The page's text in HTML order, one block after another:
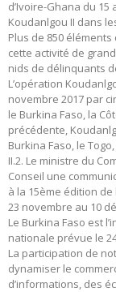
d’Ivoire-Ghana du
Koudanlgou II dans
Plus de 850
cette activité de
nids de délinquants
L’opération
novembre 2017 par
le Burkina Faso, la
précédente,
Burkina Faso, le
II.2. Le ministre du
Conseil une
à la 15ème édition
23 novembre au 10
Le Burkina Faso est
nationale prévue le
La participation de
dynamiser le
d’informations, des